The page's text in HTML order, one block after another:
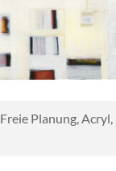
Freie Planung, Acryl,